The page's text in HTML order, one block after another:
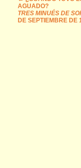
AGUADO?
TRES MINUÉS DE
DE SEPTIEMBRE DE